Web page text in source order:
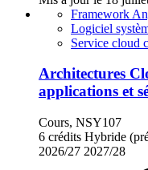
Framework
Logiciel
Service cloud
Architectures
applications et
Cours, NSY107
6 crédits Hybride
2026/27 2027/28